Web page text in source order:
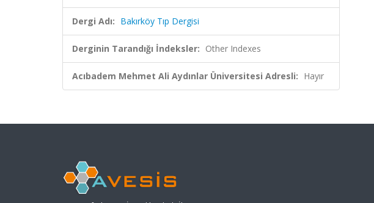
Dergi Adı: Bakırköy Tıp Dergisi
Derginin Tarandığı İndeksler: Other Indexes
Acıbadem Mehmet Ali Aydınlar Üniversitesi Adresli: Hayır